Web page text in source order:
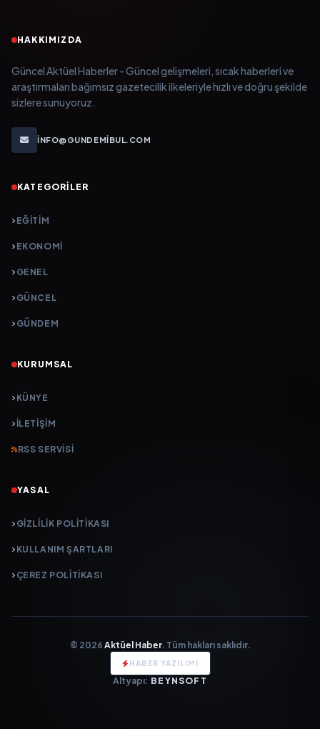
HAKKIMIZDA
Güncel Aktüel Haberler - Güncel gelişmeleri, sıcak haberleri ve
araştırmaları bağımsız gazetecilik ilkeleriyle hızlı ve doğru şekilde
sizlere sunuyoruz.
INFO@GUNDEMIBUL.COM
KATEGORILER
EĞITIM
EKONOMI
GENEL
GÜNCEL
GÜNDEM
KURUMSAL
KÜNYE
İLETIŞIM
RSS SERVISI
YASAL
GIZLILIK POLITIKASI
KULLANIM ŞARTLARI
ÇEREZ POLITIKASI
© 2026 Aktüel Haber. Tüm hakları saklıdır.
HABER YAZILIMI
Altyapı: BEYNSOFT